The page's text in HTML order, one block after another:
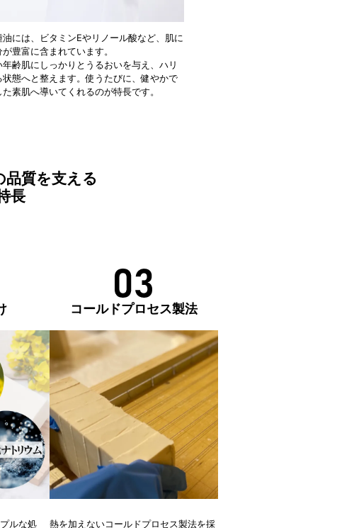
油には、ビタミンEやリノール酸など、肌に
豊富に含まれています。
齢肌にしっかりとうるおいを与え、ハリ
状態へと整えます。使うたびに、健やかで
素肌へ導いてくれるのが特長です。
質を支える
長
ルな処
コールドプロセス製法
熱を加えないコールドプロセス製法を採